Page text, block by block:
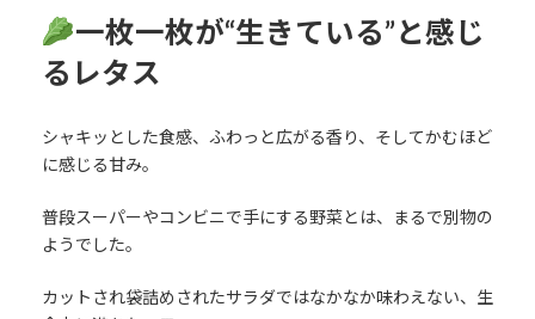
一枚一枚が“生きている”と感じ
るレタス
シャキッとした食感、ふわっと広がる香り、そしてかむほど
に感じる甘み。
普段スーパーやコンビニで手にする野菜とは、まるで別物の
ようでした。
カットされ袋詰めされたサラダではなかなか味わえない、生